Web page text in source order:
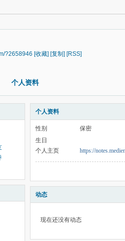
?2658946 [收藏] [复制] [RSS]
个人资料
个人资料
性别
保密
生日
个人主页
https://
动态
现在还没有动态